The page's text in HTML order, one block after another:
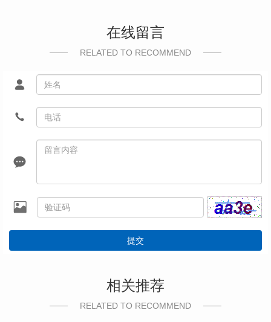
在线留言
RELATED TO RECOMMEND
提交
相关推荐
RELATED TO RECOMMEND